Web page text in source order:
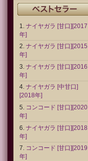
ナイヤガラ [甘口][2017
年]
ナイヤガラ [甘口][2015
年]
ナイヤガラ [甘口][2016
年]
ナイヤガラ [中甘口]
[2018年]
コンコード [甘口][2020
年]
ナイヤガラ [甘口][2018
年]
コンコード [甘口][2019
年]